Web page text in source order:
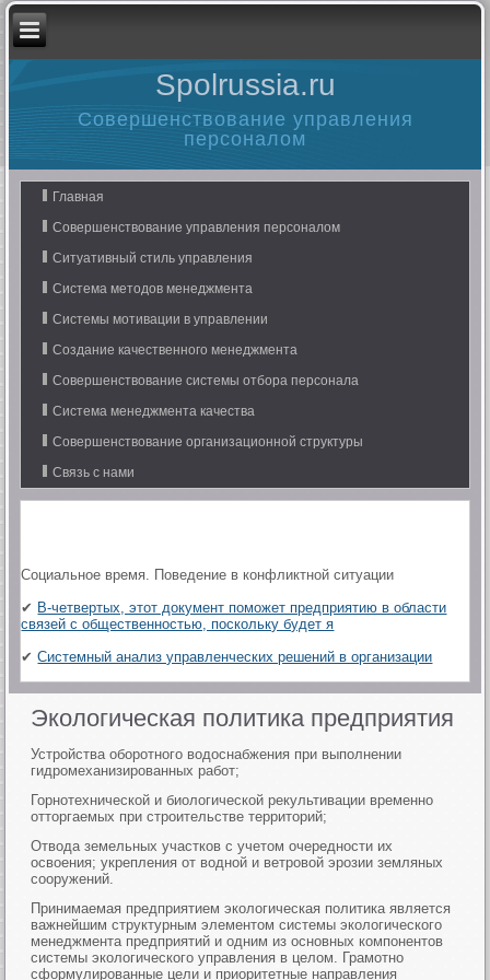
Spolrussia.ru
Совершенствование управления
персоналом
Главная
Совершенствование управления персоналом
Ситуативный стиль управления
Система методов менеджмента
Системы мотивации в управлении
Создание качественного менеджмента
Совершенствование системы отбора персонала
Система менеджмента качества
Совершенствование организационной структуры
Связь с нами
Социальное время. Поведение в конфликтной ситуации
✔ В-четвертых, этот документ поможет предприятию в области
связей с общественностью, поскольку будет я
✔Системный анализ управленческих решений в организации
Экологическая политика предприятия
Устройства оборотного водоснабжения при выполнении
гидромеханизированных работ;
Горнотехнической и биологической рекультивации временно
отторгаемых при строительстве территорий;
Отвода земельных участков с учетом очередности их
освоения; укрепления от водной и ветровой эрозии земляных
сооружений.
Принимаемая предприятием экологическая политика является
важнейшим структурным элементом системы экологического
менеджмента предприятий и одним из основных компонентов
системы экологического управления в целом. Грамотно
сформулированные цели и приоритетные направления